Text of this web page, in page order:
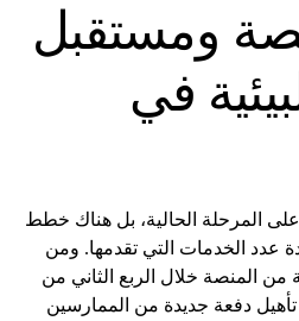
ومستقبل
في
المرحلة الحالية، بل هناك خطط
عدد الخدمات التي تقدمها. ومن
من المنصة خلال الربع الثاني من
دفعة جديدة من الممارسين